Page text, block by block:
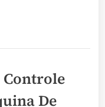
Controle
De